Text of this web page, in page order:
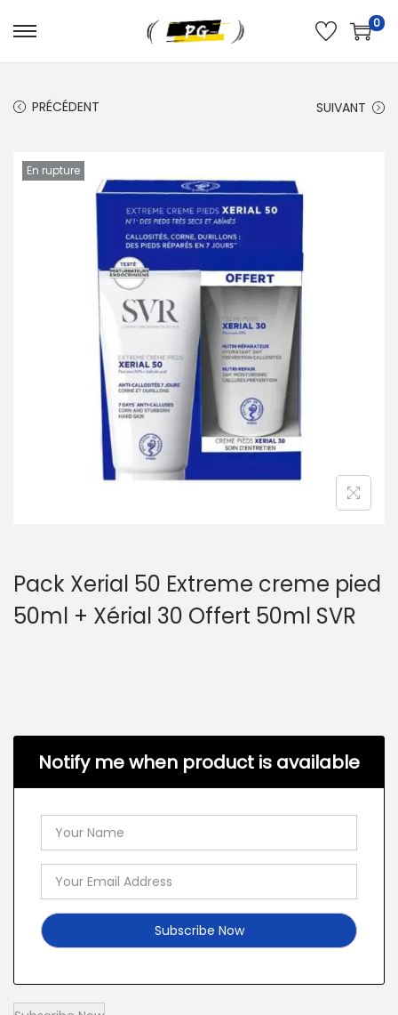
0
PRÉCÉDENT SUIVANT
En rupture
Pack Xerial 50 Extreme creme pied
50ml + Xérial 30 Offert 50ml SVR
Notify me when product is available